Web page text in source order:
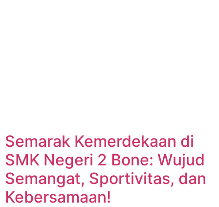
Semarak Kemerdekaan di
SMK Negeri 2 Bone: Wujud
Semangat, Sportivitas, dan
Kebersamaan!